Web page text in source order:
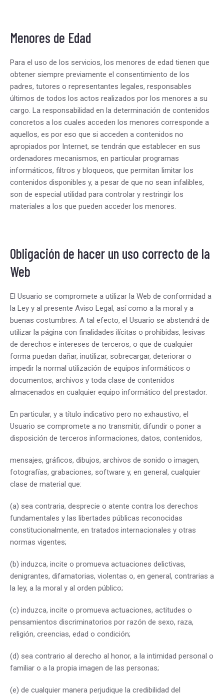
Menores de Edad
Para el uso de los servicios, los menores de edad tienen que
obtener siempre previamente el consentimiento de los
padres, tutores o representantes legales, responsables
últimos de todos los actos realizados por los menores a su
cargo. La responsabilidad en la determinación de contenidos
concretos a los cuales acceden los menores corresponde a
aquellos, es por eso que si acceden a contenidos no
apropiados por Internet, se tendrán que establecer en sus
ordenadores mecanismos, en particular programas
informáticos, filtros y bloqueos, que permitan limitar los
contenidos disponibles y, a pesar de que no sean infalibles,
son de especial utilidad para controlar y restringir los
materiales a los que pueden acceder los menores.
Obligación de hacer un uso correcto de la
Web
El Usuario se compromete a utilizar la Web de conformidad a
la Ley y al presente Aviso Legal, así como a la moral y a
buenas costumbres. A tal efecto, el Usuario se abstendrá de
utilizar la página con finalidades ilícitas o prohibidas, lesivas
de derechos e intereses de terceros, o que de cualquier
forma puedan dañar, inutilizar, sobrecargar, deteriorar o
impedir la normal utilización de equipos informáticos o
documentos, archivos y toda clase de contenidos
almacenados en cualquier equipo informático del prestador.
En particular, y a título indicativo pero no exhaustivo, el
Usuario se compromete a no transmitir, difundir o poner a
disposición de terceros informaciones, datos, contenidos,
mensajes, gráficos, dibujos, archivos de sonido o imagen,
fotografías, grabaciones, software y, en general, cualquier
clase de material que:
(a) sea contraria, desprecie o atente contra los derechos
fundamentales y las libertades públicas reconocidas
constitucionalmente, en tratados internacionales y otras
normas vigentes;
(b) induzca, incite o promueva actuaciones delictivas,
denigrantes, difamatorias, violentas o, en general, contrarias a
la ley, a la moral y al orden público;
(c) induzca, incite o promueva actuaciones, actitudes o
pensamientos discriminatorios por razón de sexo, raza,
religión, creencias, edad o condición;
(d) sea contrario al derecho al honor, a la intimidad personal o
familiar o a la propia imagen de las personas;
(e) de cualquier manera perjudique la credibilidad del